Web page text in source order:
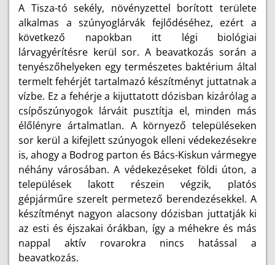
A Tisza-tó sekély, növényzettel borított területe
alkalmas a szúnyoglárvák fejlődéséhez, ezért a
következő napokban itt légi biológiai
lárvagyérítésre kerül sor. A beavatkozás során a
tenyészőhelyeken egy természetes baktérium által
termelt fehérjét tartalmazó készítményt juttatnak a
vízbe. Ez a fehérje a kijuttatott dózisban kizárólag a
csípőszúnyogok lárváit pusztítja el, minden más
élőlényre ártalmatlan. A környező településeken
sor kerül a kifejlett szúnyogok elleni védekezésekre
is, ahogy a Bodrog parton és Bács-Kiskun vármegye
néhány városában. A védekezéseket földi úton, a
települések lakott részein végzik, platós
gépjárműre szerelt permetező berendezésekkel. A
készítményt nagyon alacsony dózisban juttatják ki
az esti és éjszakai órákban, így a méhekre és más
nappal aktív rovarokra nincs hatással a
beavatkozás.